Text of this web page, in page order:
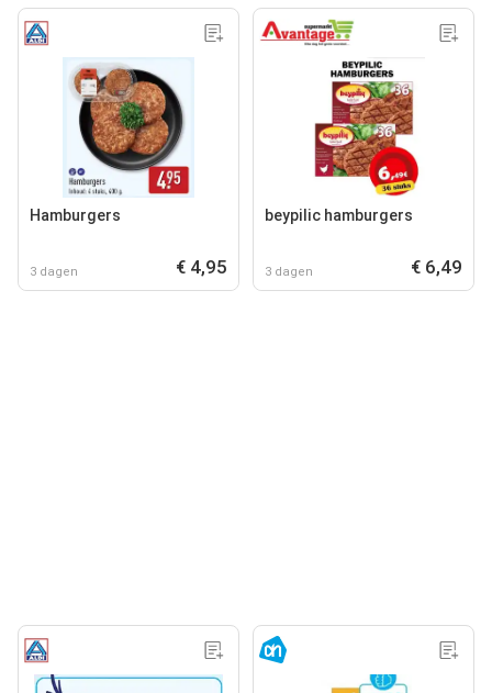
Hamburgers
3 dagen € 4,95
beypilic hamburgers
3 dagen € 6,49